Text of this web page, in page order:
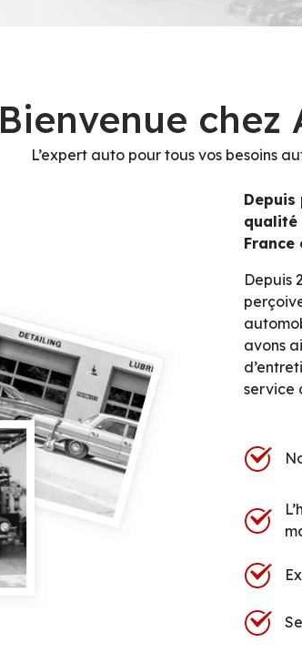
Bienvenue chez
L’expert auto pour tous vos besoins
qualité
France
Depuis
avons
service